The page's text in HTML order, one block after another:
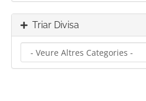
Triar Divisa